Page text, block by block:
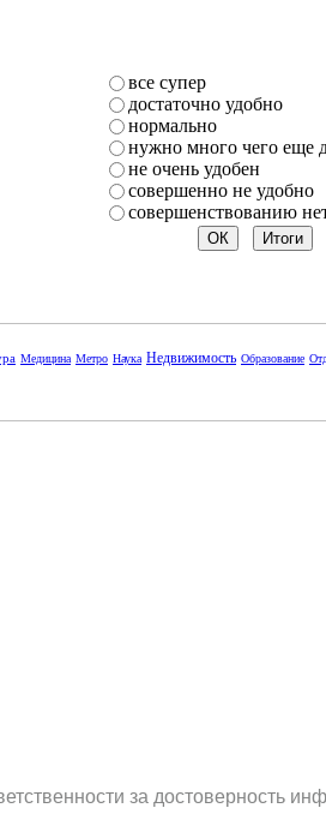
все супер
достаточно удобно
нормально
нужно много чего еще
не очень удобен
совершенно не удобно
совершенствованию
Медицина Метро Наука Недвижимость Образование
за достоверность